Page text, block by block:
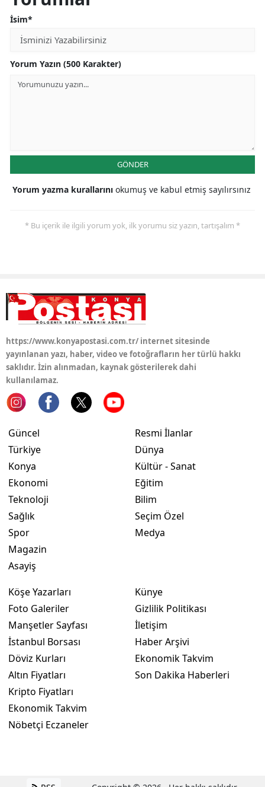
İsim*
Yorum Yazın (500 Karakter)
GÖNDER
Yorum yazma kurallarını okumuş ve kabul etmiş sayılırsınız
* Bu içerik ile ilgili yorum yok, ilk yorumu siz yazın, tartışalım *
https://www.konyapostasi.com.tr/ internet sitesinde
yayınlanan yazı, haber, video ve fotoğrafların her türlü hakkı
saklıdır. İzin alınmadan, kaynak gösterilerek dahi
kullanılamaz.
Güncel
Türkiye
Konya
Ekonomi
Teknoloji
Sağlık
Spor
Magazin
Asayiş
Resmi İlanlar
Dünya
Kültür - Sanat
Eğitim
Bilim
Seçim Özel
Medya
Köşe Yazarları
Foto Galeriler
Manşetler Sayfası
İstanbul Borsası
Döviz Kurları
Altın Fiyatları
Kripto Fiyatları
Ekonomik Takvim
Nöbetçi Eczaneler
Künye
Gizlilik Politikası
İletişim
Haber Arşivi
Ekonomik Takvim
Son Dakika Haberleri